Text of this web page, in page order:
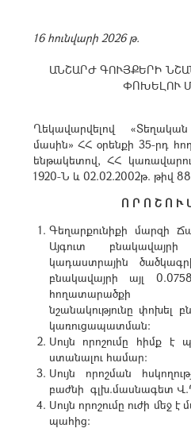
16 հունվարի 2026 թ.
ԱՆՇԱՐԺ ԳՈՒՅՔԵՐԻ
ՓՈԽԵԼՈՒ
Ղեկավարվելով
մասին» ՀՀ օրենքի 35-րդ
ենթակետով, ՀՀ
1920-Ն և 02.02.2002թ. թիվ 88
Ո Ր Ո Շ Ո Ւ
Գեղարքունիքի մարզի
Այգուտ բնակավայրի
կադաստրային
բնակավայրի այլ
հողատարածքի
նշանակությունը փոխել
կառուցապատման:
Սույն որոշումը հիմք
ստանալու համար:
Սույն որոշման
բաժնի գլխ.մասնագետ
Սույն որոշումը ուժի մեջ
պահից: